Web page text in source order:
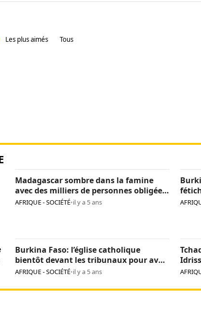
Les plus aimés Tous
Madagascar sombre dans la famine
avec des milliers de personnes obligées
de manger des criquets
AFRIQUE - SOCIÉTÉ•il y a 5 ans
Burkina Faso: l’église catholique
bientôt devant les tribunaux pour avoir
incinéré des fétiches
AFRIQUE - SOCIÉTÉ•il y a 5 ans